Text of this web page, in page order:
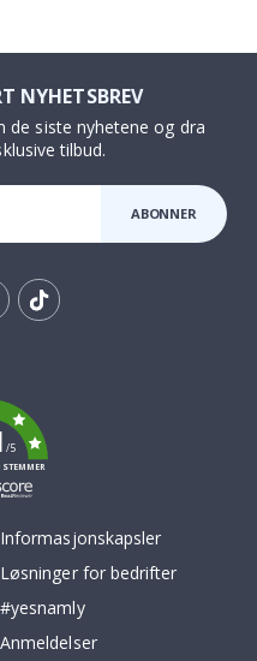
NYHETSBREV
siste nyhetene og dra
tilbud.
ABONNER
/5
STEMMER
Informasjonskapsler
Løsninger for bedrifter
#yesnamly
Anmeldelser